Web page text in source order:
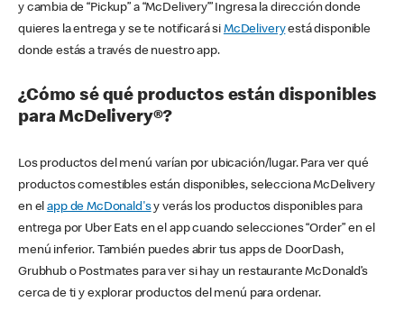
y cambia de “Pickup” a “McDelivery’” Ingresa la dirección donde
quieres la entrega y se te notificará si McDeliveryestá disponible
donde estás a través de nuestro app.
¿Cómo sé qué productos están disponibles
para McDelivery®?
Los productos del menú varían por ubicación/lugar. Para ver qué
productos comestibles están disponibles, selecciona McDelivery
en elapp de McDonald'sy verás los productos disponibles para
entrega por Uber Eats en el app cuando selecciones “Order” en el
menú inferior. También puedes abrir tus apps de DoorDash,
Grubhub o Postmates para ver si hay un restaurante McDonald’s
cerca de ti y explorar productos del menú para ordenar.